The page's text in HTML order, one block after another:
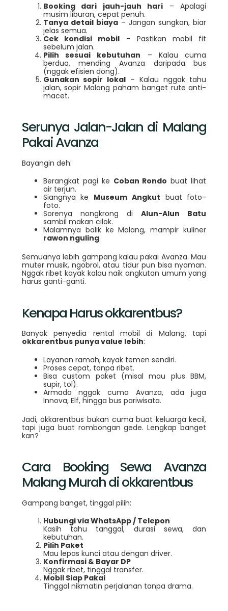
Booking dari jauh-jauh hari – Apalagi
musim liburan, cepat penuh.
Tanya detail biaya– Jangan sungkan, biar
jelas semua.
Cek kondisi mobil – Pastikan mobil fit
sebelum jalan.
Pilih sesuai kebutuhan – Kalau cuma
berdua, mending Avanza daripada bus
(nggak efisien dong).
Gunakan sopir lokal – Kalau nggak tahu
jalan, sopir Malang paham banget rute anti-
macet.
Serunya Jalan-Jalan di Malang
Pakai Avanza
Bayangin deh:
Berangkat pagi ke Coban Rondo buat lihat
air terjun.
Siangnya ke Museum Angkut buat foto-
foto.
Sorenya nongkrong diAlun-Alun Batu
sambil makan cilok.
Malamnya balik ke Malang, mampir kuliner
rawon nguling.
Semuanya lebih gampang kalau pakai Avanza. Mau
muter musik, ngobrol, atau tidur pun bisa nyaman.
Nggak ribet kayak kalau naik angkutan umum yang
harus ganti-ganti.
Kenapa Harus okkarentbus?
Banyak penyedia rental mobil di Malang, tapi
okkarentbus punya value lebih:
Layanan ramah, kayak temen sendiri.
Proses cepat, tanpa ribet.
Bisa custom paket (misal mau plus BBM,
supir, tol).
Armada nggak cuma Avanza, ada juga
Innova, Elf, hingga bus pariwisata.
Jadi, okkarentbus bukan cuma buat keluarga kecil,
tapi juga buat rombongan gede. Lengkap banget
kan?
Cara Booking Sewa Avanza
Malang Murah di okkarentbus
Gampang banget, tinggal pilih:
Hubungi via WhatsApp / Telepon
Kasih tahu tanggal, durasi sewa, dan
kebutuhan.
Pilih Paket
Mau lepas kunci atau dengan driver.
Konfirmasi & Bayar DP
Nggak ribet, tinggal transfer.
Mobil Siap Pakai
Tinggal nikmatin perjalanan tanpa drama.